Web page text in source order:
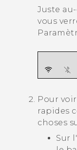
Juste
vous
Pour
rapides
choses
Sur